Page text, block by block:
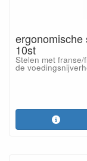
ergonomische
10st
Stelen met
de